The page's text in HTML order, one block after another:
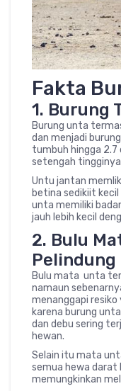
Fakta
1. Burung
Burung unta
dan menjadi
tumbuh hingga 2.7
setengah
Untu jantan
betina sedikiit
unta memiliki
jauh lebih kecil
2. Bulu
Pelindung
Bulu mata unta
namaun
menanggapi
karena burung
dan debu sering
hewan.
Selain itu mata
semua hewa darat
memungkinkan